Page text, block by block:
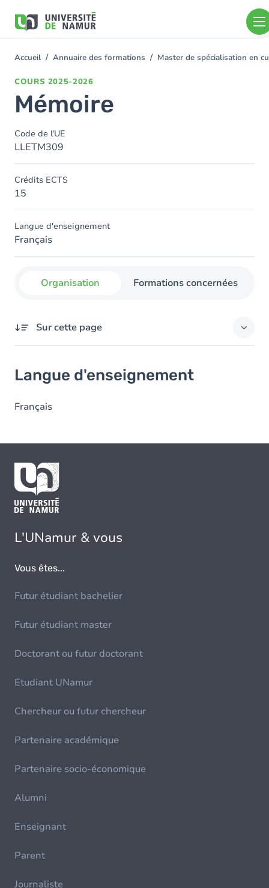
contenu
You
Accueil Annuaire des formations Master de spécialisation en
COURS 2025-2026
Mémoire
Code de l'UE
LLETM309
Crédits ECTS
15
Langue d'enseignement
Français
Organisation Formations concernées
Sur cette page
Langue d'enseignement
Français
L'UNamur & vous
Vous êtes...
Futur étudiant bachelier
Futur étudiant master
Doctorant ou futur doctorant
Etudiant UNamur
Chercheur ou futur chercheur
Partenaire académique
Partenaire socio-économique
Alumni
Enseignant
Parent
Journaliste